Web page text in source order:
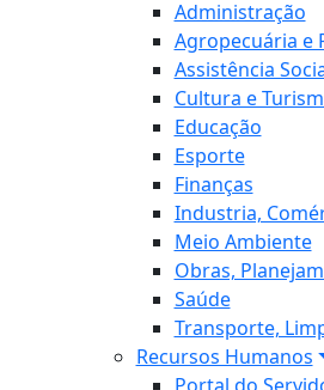
Administração
Agropecuária e
Assistência
Cultura e
Educação
Esporte
Finanças
Industria,
Meio Ambiente
Obras,
Saúde
Transporte,
Recursos Humanos